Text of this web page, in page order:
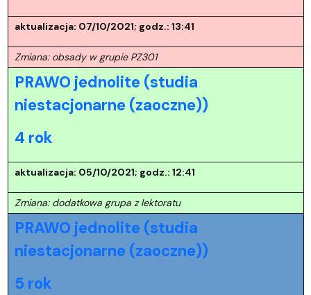
aktualizacja: 07/10/2021; godz.: 13:41
Zmiana: obsady w grupie PZ301
PRAWO jednolite (studia
niestacjonarne (zaoczne))
4 rok
aktualizacja: 05/10/2021; godz.: 12:41
Zmiana: dodatkowa grupa z lektoratu
PRAWO jednolite (studia
niestacjonarne (zaoczne))
5 rok